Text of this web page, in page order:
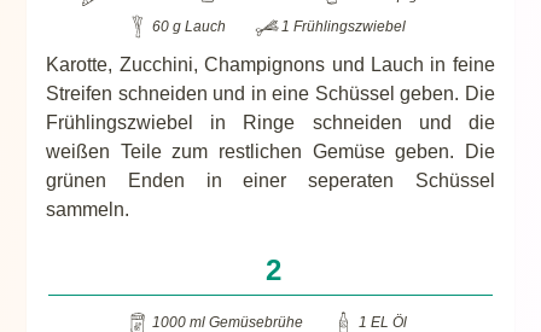
60 g Lauch
1 Frühlingszwiebel
Karotte, Zucchini, Champignons und Lauch in feine
Streifen schneiden und in eine Schüssel geben. Die
Frühlingszwiebel in Ringe schneiden und die
weißen Teile zum restlichen Gemüse geben. Die
grünen Enden in einer seperaten Schüssel
sammeln.
1000 ml Gemüsebrühe
1 EL Öl